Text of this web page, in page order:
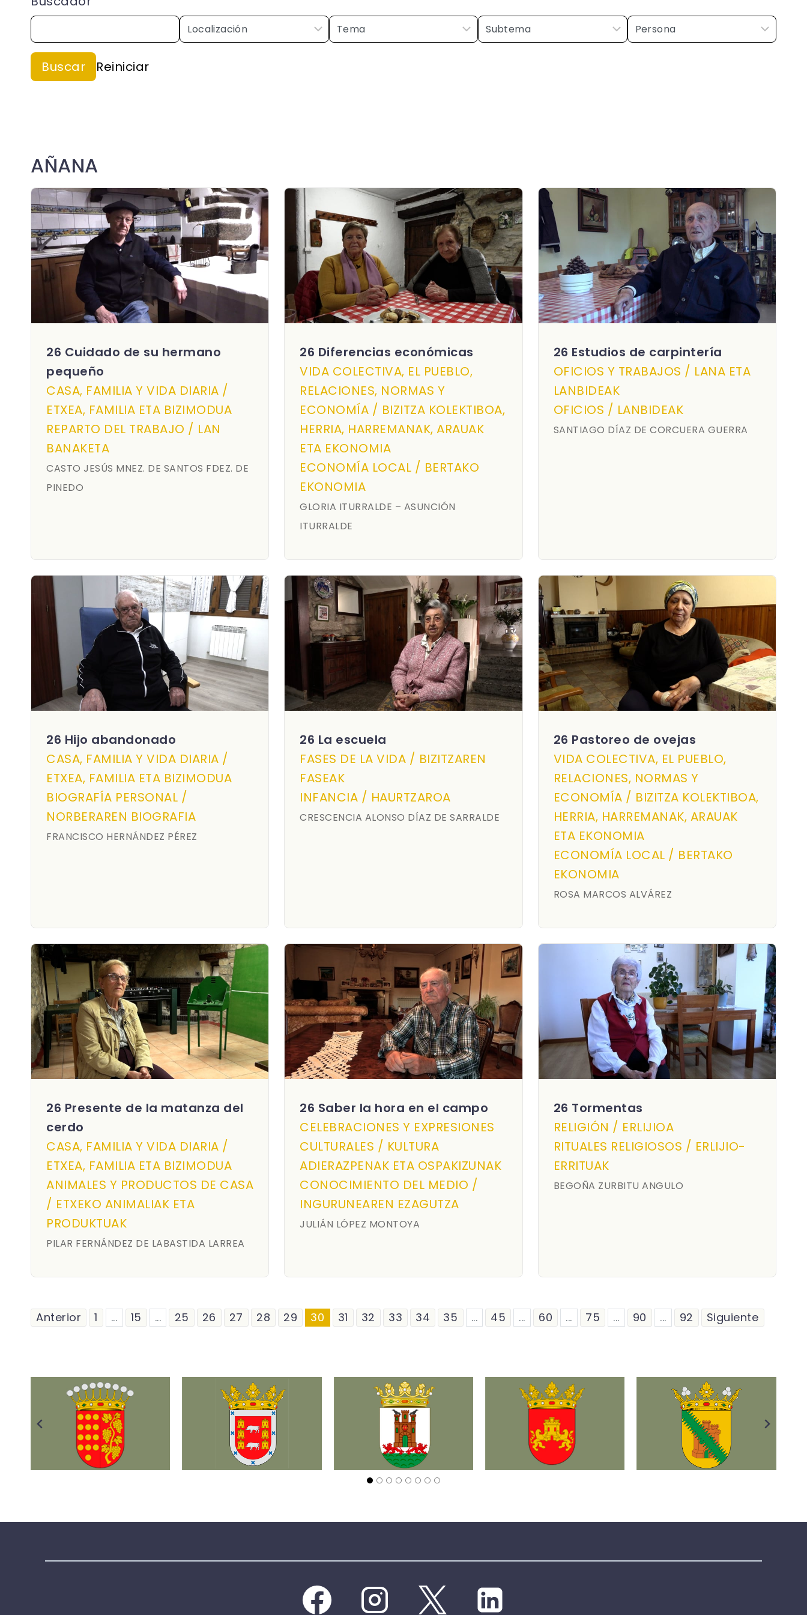
AÑANA
26 Cuidado de su hermano
pequeño
CASA, FAMILIA Y VIDA DIARIA /
ETXEA, FAMILIA ETA BIZIMODUA
REPARTO DEL TRABAJO / LAN
BANAKETA
CASTO JESÚS MNEZ. DE SANTOS FDEZ. DE
PINEDO
26 Diferencias económicas
VIDA COLECTIVA, EL PUEBLO,
RELACIONES, NORMAS Y
ECONOMÍA / BIZITZA KOLEKTIBOA,
HERRIA, HARREMANAK, ARAUAK
ETA EKONOMIA
ECONOMÍA LOCAL / BERTAKO
EKONOMIA
GLORIA ITURRALDE – ASUNCIÓN
ITURRALDE
26 Estudios de carpintería
OFICIOS Y TRABAJOS / LANA ETA
LANBIDEAK
OFICIOS / LANBIDEAK
SANTIAGO DÍAZ DE CORCUERA GUERRA
26 Hijo abandonado
CASA, FAMILIA Y VIDA DIARIA /
ETXEA, FAMILIA ETA BIZIMODUA
BIOGRAFÍA PERSONAL /
NORBERAREN BIOGRAFIA
FRANCISCO HERNÁNDEZ PÉREZ
26 La escuela
FASES DE LA VIDA / BIZITZAREN
FASEAK
INFANCIA / HAURTZAROA
CRESCENCIA ALONSO DÍAZ DE SARRALDE
26 Pastoreo de ovejas
VIDA COLECTIVA, EL PUEBLO,
RELACIONES, NORMAS Y
ECONOMÍA / BIZITZA KOLEKTIBOA,
HERRIA, HARREMANAK, ARAUAK
ETA EKONOMIA
ECONOMÍA LOCAL / BERTAKO
EKONOMIA
ROSA MARCOS ALVÁREZ
26 Presente de la matanza del
cerdo
CASA, FAMILIA Y VIDA DIARIA /
ETXEA, FAMILIA ETA BIZIMODUA
ANIMALES Y PRODUCTOS DE CASA
/ ETXEKO ANIMALIAK ETA
PRODUKTUAK
PILAR FERNÁNDEZ DE LABASTIDA LARREA
26 Saber la hora en el campo
CELEBRACIONES Y EXPRESIONES
CULTURALES / KULTURA
ADIERAZPENAK ETA OSPAKIZUNAK
CONOCIMIENTO DEL MEDIO /
INGURUNEAREN EZAGUTZA
JULIÁN LÓPEZ MONTOYA
26 Tormentas
RELIGIÓN / ERLIJIOA
RITUALES RELIGIOSOS / ERLIJIO-
ERRITUAK
BEGOÑA ZURBITU ANGULO
Anterior 1 ... 15 ... 25 26 27 28 29 30 31 32 33 34 35 ... 45 ... 60 ... 75 ... 90 ... 92 Siguiente